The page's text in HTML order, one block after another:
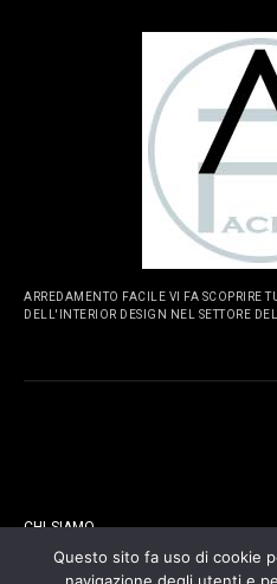
ARREDAMENTO FACILE VI FA SCOPRIRE
DELL'INTERIOR DESIGN NEL SETTORE
CHI SIAMO
Questo sito fa uso di cookie